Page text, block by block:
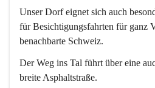
Unser Dorf eignet sich auch
für Besichtigungsfahrten für ganz
benachbarte Schweiz.
Der Weg ins Tal führt über eine
breite Asphaltstraße.